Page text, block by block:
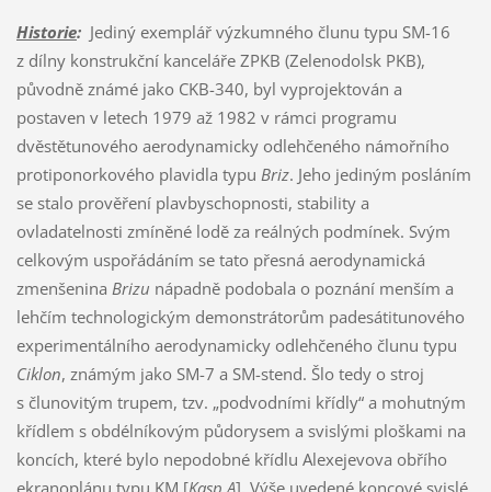
Historie:Jediný exemplář výzkumného člunu typu SM-16
z dílny konstrukční kanceláře ZPKB (Zelenodolsk PKB),
původně známé jako CKB-340, byl vyprojektován a
postaven v letech 1979 až 1982 v rámci programu
dvěstětunového aerodynamicky odlehčeného námořního
protiponorkového plavidla typu Briz. Jeho jediným posláním
se stalo prověření plavbyschopnosti, stability a
ovladatelnosti zmíněné lodě za reálných podmínek. Svým
celkovým uspořádáním se tato přesná aerodynamická
zmenšenina Brizu nápadně podobala o poznání menším a
lehčím technologickým demonstrátorům padesátitunového
experimentálního aerodynamicky odlehčeného člunu typu
Ciklon, známým jako SM-7 a SM-stend. Šlo tedy o stroj
s člunovitým trupem, tzv. „podvodními křídly“ a mohutným
křídlem s obdélníkovým půdorysem a svislými ploškami na
koncích, které bylo nepodobné křídlu Alexejevova obřího